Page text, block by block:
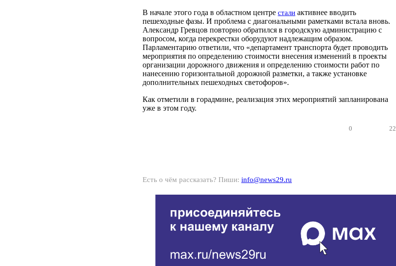
В начале этого года в областном центре стали активнее вводить
пешеходные фазы. И проблема с диагональными раметками встала вновь.
Александр Гревцов повторно обратился в городскую администрацию с
вопросом, когда перекрестки оборудуют надлежащим образом.
Парламентарию ответили, что «департамент транспорта будет проводить
мероприятия по определению стоимости внесения изменений в проекты
организации дорожного движения и определению стоимости работ по
нанесению горизонтальной дорожной разметки, а также установке
дополнительных пешеходных светофоров».
Как отметили в горадмине, реализация этих мероприятий запланирована
уже в этом году.
0 22
Есть о чём рассказать? Пиши: info@news29.ru